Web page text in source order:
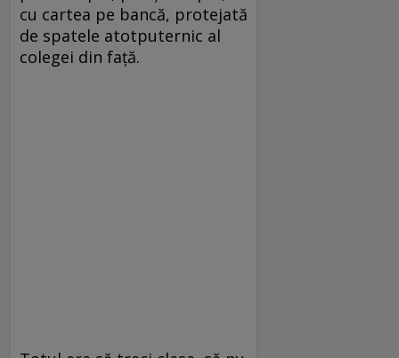
cu cartea pe bancă, protejată
de spatele atotputernic al
colegei din față.